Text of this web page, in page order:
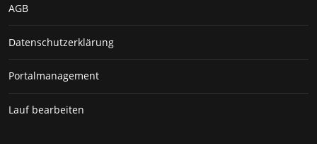
AGB
Datenschutzerklärung
Portalmanagement
Lauf bearbeiten